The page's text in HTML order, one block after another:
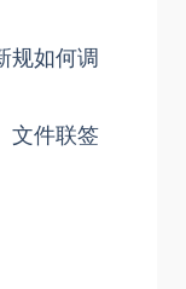
规如何调
文件联签